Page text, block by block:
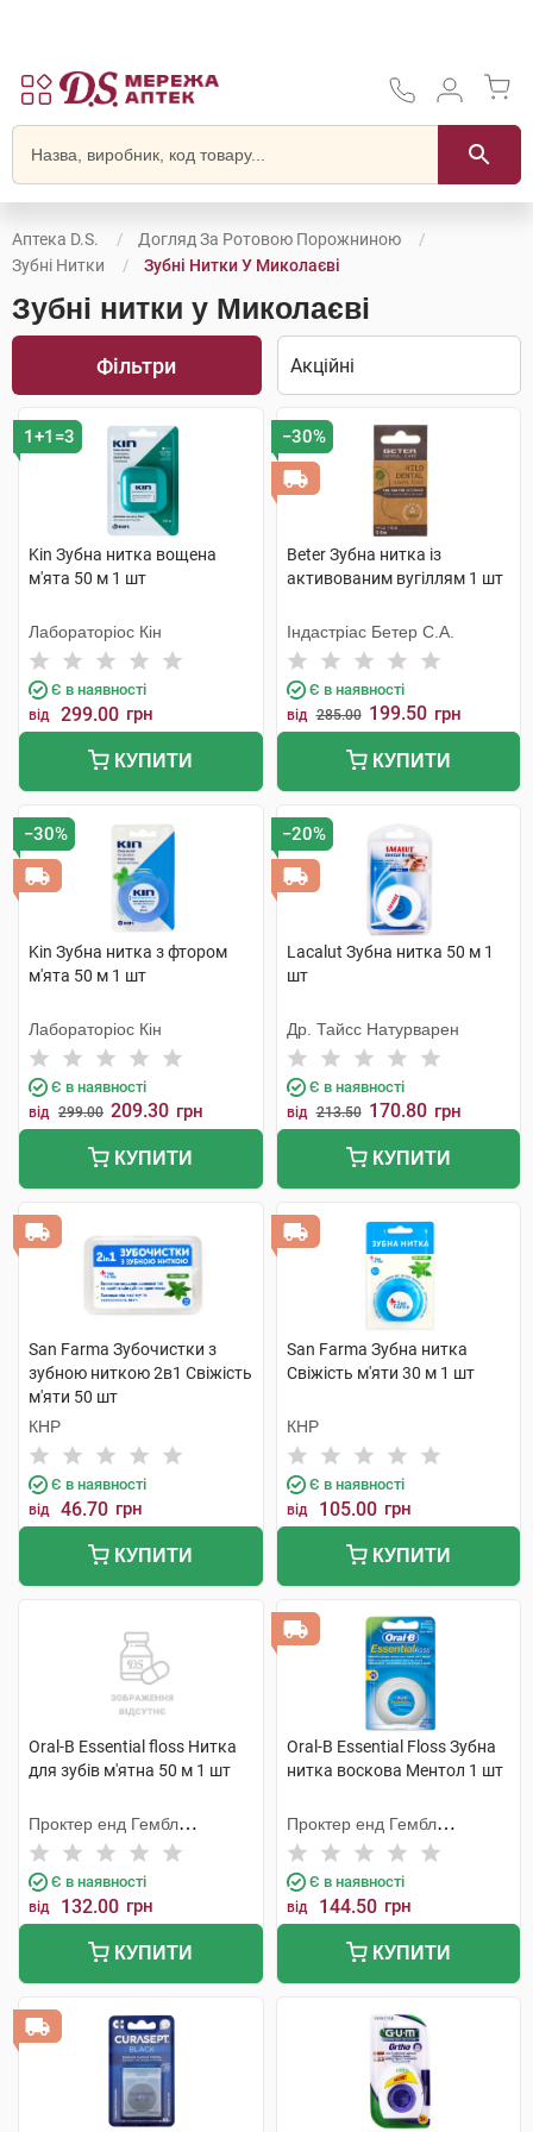
Аптека D.S.
Догляд За Ротовою Порожниною
Зубні Нитки
Зубні Нитки У Миколаєві
Зубні нитки у Миколаєві
Фільтри
1+1=3
Kin Зубна нитка вощена
м'ята 50 м 1 шт
Лабораторіос Кін
Є в наявності
від 299.00 грн
КУПИТИ
−30%
Beter Зубна нитка із
активованим вугіллям 1 шт
Індастріас Бетер С.А.
Є в наявності
від 285.00 199.50 грн
КУПИТИ
−30%
Kin Зубна нитка з фтором
м'ята 50 м 1 шт
Лабораторіос Кін
Є в наявності
від 299.00 209.30 грн
КУПИТИ
−20%
Lacalut Зубна нитка 50 м 1
шт
Др. Тайсс Натурварен
Є в наявності
від 213.50 170.80 грн
КУПИТИ
San Farma Зубочистки з
зубною ниткою 2в1 Свіжість
м'яти 50 шт
КНР
Є в наявності
від 46.70 грн
КУПИТИ
San Farma Зубна нитка
Свіжість м'яти 30 м 1 шт
КНР
Є в наявності
від 105.00 грн
КУПИТИ
Oral-B Essential floss Нитка
для зубів м'ятна 50 м 1 шт
Проктер енд Гембл
Меньюфекчурінг
Є в наявності
від 132.00 грн
КУПИТИ
Oral-B Essential Floss Зубна
нитка воскова Ментол 1 шт
Проктер енд Гембл
Меньюфекчурінг
Є в наявності
від 144.50 грн
КУПИТИ